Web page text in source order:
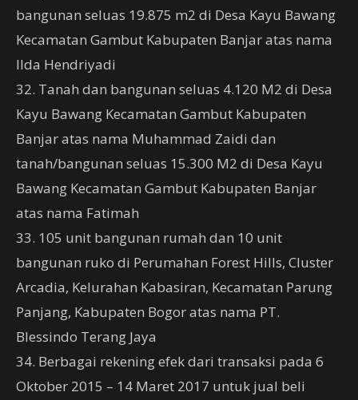
bangunan seluas 19.875 m2 di Desa Kayu Bawang
Kecamatan Gambut Kabupaten Banjar atas nama
Ilda Hendriyadi
32. Tanah dan bangunan seluas 4.120 M2 di Desa
Kayu Bawang Kecamatan Gambut Kabupaten
Banjar atas nama Muhammad Zaidi dan
tanah/bangunan seluas 15.300 M2 di Desa Kayu
Bawang Kecamatan Gambut Kabupaten Banjar
atas nama Fatimah
33. 105 unit bangunan rumah dan 10 unit
bangunan ruko di Perumahan Forest Hills, Cluster
Arcadia, Kelurahan Kabasiran, Kecamatan Parung
Panjang, Kabupaten Bogor atas nama PT.
Blessindo Terang Jaya
34. Berbagai rekening efek dari transaksi pada 6
Oktober 2015 – 14 Maret 2017 untuk jual beli